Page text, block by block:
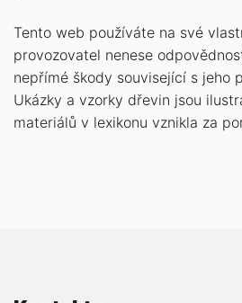
Tento web používáte na své
provozovatel nenese
nepřímé škody související s jeho
Ukázky a vzorky dřevin jsou
materiálů v lexikonu vznikla za